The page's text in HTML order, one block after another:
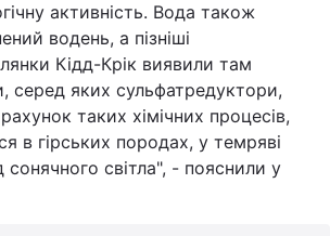
активність. Вода також
водень, а пізніші
Кідд-Крік виявили там
серед яких сульфатредуктори,
таких хімічних процесів,
в гірських породах, у темряві
сонячного світла", - пояснили у